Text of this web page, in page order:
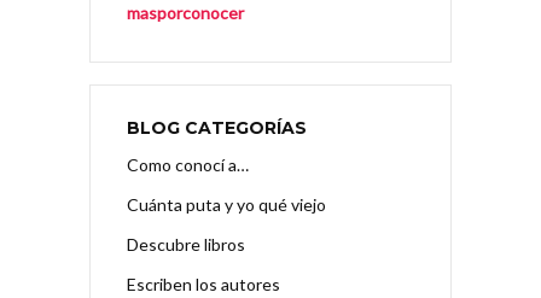
masporconocer
BLOG CATEGORÍAS
Como conocí a…
Cuánta puta y yo qué viejo
Descubre libros
Escriben los autores